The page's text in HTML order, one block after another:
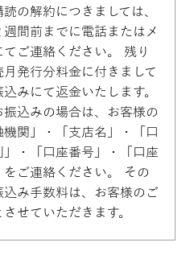
の解約につきましては、
週間前までに電話またはメ
てご連絡ください。 残り
月発行分料金に付きまして
込みにて返金いたします。
振込みの場合は、お客様の
機関」・「支店名」・「口
」・「口座番号」・「口座
をご連絡ください。 その
込み手数料は、お客様のご
せていただきます。